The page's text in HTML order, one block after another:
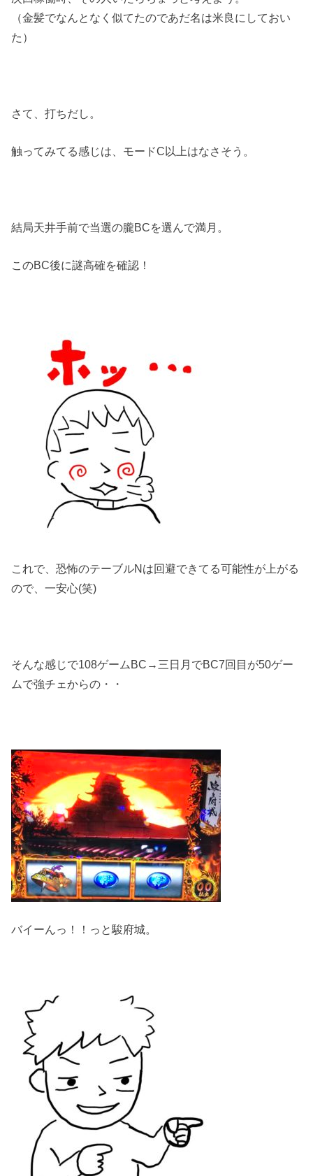
（金髪でなんとなく似てたのであだ名は米良にしておい
た）
さて、打ちだし。
触ってみてる感じは、モードC以上はなさそう。
結局天井手前で当選の朧BCを選んで満月。
このBC後に謎高確を確認！
これで、恐怖のテーブルNは回避できてる可能性が上がる
ので、一安心(笑)
そんな感じで108ゲームBC→三日月でBC7回目が50ゲー
ムで強チェからの・・
バイーんっ！！っと駿府城。